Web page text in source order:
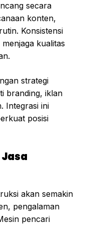
secara
konten,
Konsistensi
kualitas
strategi
branding, iklan
Integrasi ini
posisi
Jasa
akan semakin
pengalaman
pencari